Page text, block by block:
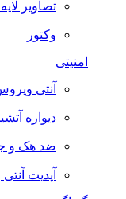
تصاویر لایه
وکتور
امنیتی
آنتی
دیواره
ضد هک و
آپدیت